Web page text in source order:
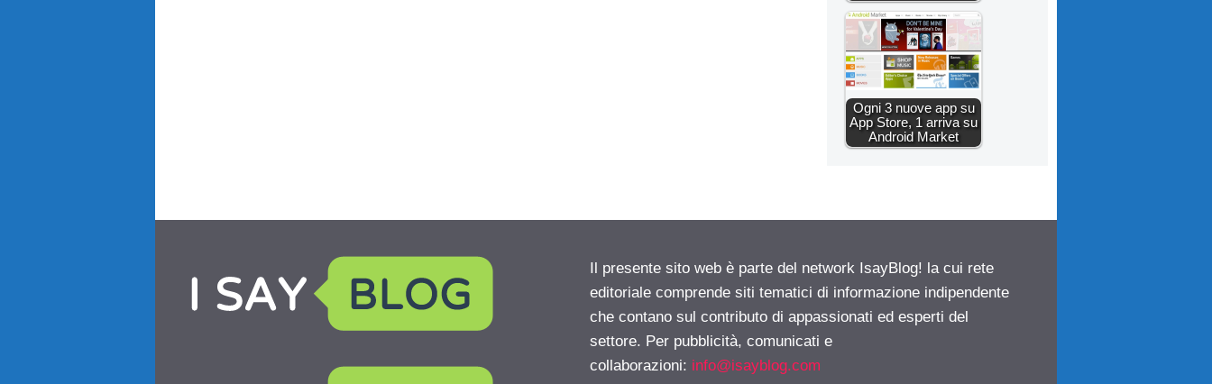
Ogni 3 nuove app su
App Store, 1 arriva su
Android Market
Il presente sito web è parte del network IsayBlog! la cui rete
editoriale comprende siti tematici di informazione indipendente
che contano sul contributo di appassionati ed esperti del
settore. Per pubblicità, comunicati e
collaborazioni: info@isayblog.com